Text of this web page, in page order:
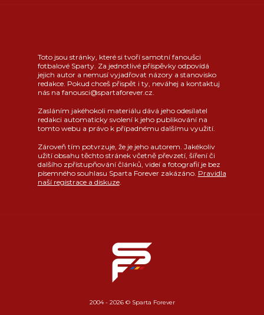
Toto jsou stránky, které si tvoří samotní fanoušci
fotbalové Sparty. Za jednotlivé příspěvky odpovídá
jejich autor a nemusí vyjadřovat názory a stanovisko
redakce. Pokud chceš přispět i ty, neváhej a kontaktuj
nás na fanousci@spartaforever.cz.
Zasláním jakéhokoli materiálu dává jeho odesílatel
redakci automaticky svolení k jeho publikování na
tomto webu a právo k případnému dalšímu využití.
Zároveň tím potvrzuje, že je jeho autorem. Jakékoliv
užití obsahu těchto stránek včetně převzetí, šíření či
dalšího zpřístupňování článků, videí a fotografií je bez
písemného souhlasu Sparta Forever zakázáno. Pravidla
naší registrace a diskuze.
2004 - 2026 © Sparta Forever